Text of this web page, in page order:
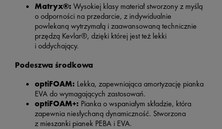
Matryx®: Wysokiej klasy materiał stworzony z myślą
o odporności na przedarcie, z indywidualnie
powlekaną wytrzymałą i zaawansowaną technicznie
przędzą Kevlar®, dzięki której jest też lekki
i oddychający.
Podeszwa środkowa
optiFOAM: Lekka, zapewniająca amortyzację pianka
EVA do wymagających zastosowań.
optiFOAM+: Pianka o wspaniałym składzie, która
zapewnia niesłychaną dynamiczność. Stworzona
z mieszanki pianek PEBA i EVA.